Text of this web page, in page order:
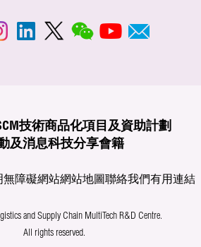
技術商品化項目及資助計劃
及消息科技分享會籍
無障礙網站網站地圖聯絡我們有用連結
and Supply Chain MultiTech R&D Centre.
All rights reserved.